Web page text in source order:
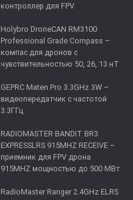
контроллер для FPV
Holybro DroneCAN RM3100
Professional Grade Compass –
компас для дронов с
чувствительностью 50, 26, 13 нТ
GEPRC Maten Pro 3.3GHz 3W –
видеопередатчик с частотой
3.3ГГц
RADIOMASTER BANDIT BR3
EXPRESSLRS 915MHZ RECEIVE –
приемник для FPV дрона
915MHZ мощностью до 500 МВт
RadioMaster Ranger 2.4GHz ELRS